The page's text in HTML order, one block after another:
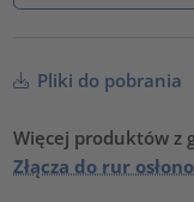
Pliki do pobrania
Więcej produktów z
Złącza do rur